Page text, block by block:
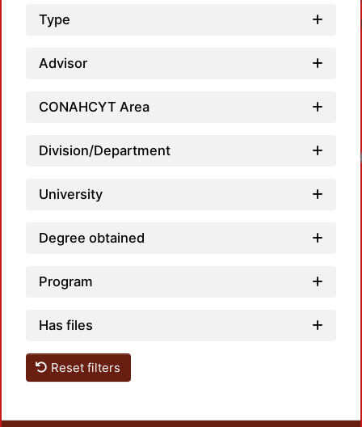
Type
Advisor
CONAHCYT Area
Division/Department
University
Degree obtained
Program
Has files
Reset filters